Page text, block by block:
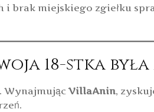
miejskiego zgiełku
18-stka
WynajmującVillaAnin,